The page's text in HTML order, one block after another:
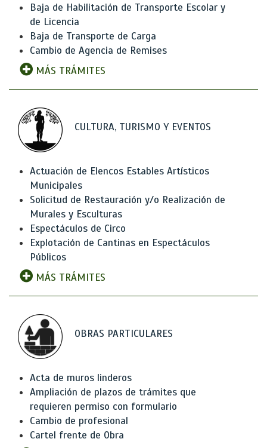
Baja de Habilitación de Transporte Escolar y
de Licencia
Baja de Transporte de Carga
Cambio de Agencia de Remises
MÁS TRÁMITES
CULTURA, TURISMO Y EVENTOS
Actuación de Elencos Estables Artísticos
Municipales
Solicitud de Restauración y/o Realización de
Murales y Esculturas
Espectáculos de Circo
Explotación de Cantinas en Espectáculos
Públicos
MÁS TRÁMITES
OBRAS PARTICULARES
Acta de muros linderos
Ampliación de plazos de trámites que
requieren permiso con formulario
Cambio de profesional
Cartel frente de Obra